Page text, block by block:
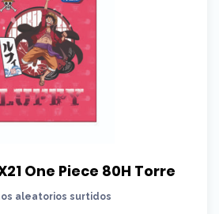
One Piece 80H Torre
aleatorios surtidos